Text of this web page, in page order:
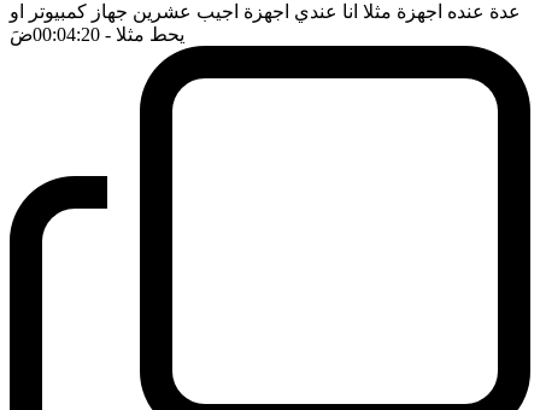
عدة عنده اجهزة مثلا انا عندي اجهزة اجيب عشرين جهاز كمبيوتر او
يحط مثلا - 00:04:20 ضَ